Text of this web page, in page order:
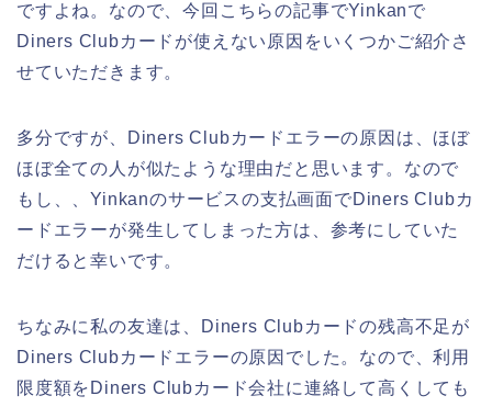
ですよね。なので、今回こちらの記事でYinkanで
Diners Clubカードが使えない原因をいくつかご紹介さ
せていただきます。
多分ですが、Diners Clubカードエラーの原因は、ほぼ
ほぼ全ての人が似たような理由だと思います。なので
もし、、Yinkanのサービスの支払画面でDiners Clubカ
ードエラーが発生してしまった方は、参考にしていた
だけると幸いです。
ちなみに私の友達は、Diners Clubカードの残高不足が
Diners Clubカードエラーの原因でした。なので、利用
限度額をDiners Clubカード会社に連絡して高くしても